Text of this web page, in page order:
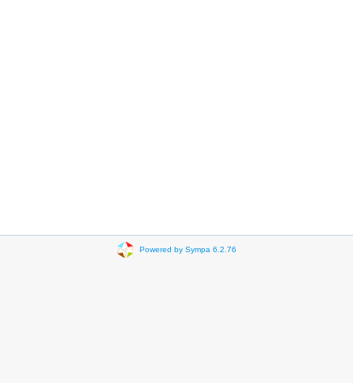
Powered by Sympa 6.2.76